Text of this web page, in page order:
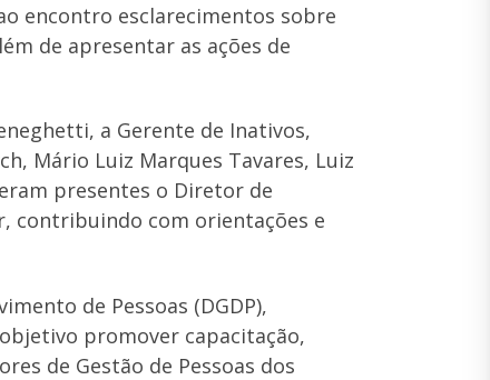
encontro esclarecimentos sobre
de apresentar as ações de
a Gerente de Inativos,
Mário Luiz Marques Tavares, Luiz
presentes o Diretor de
contribuindo com orientações e
de Pessoas (DGDP),
promover capacitação,
de Gestão de Pessoas dos